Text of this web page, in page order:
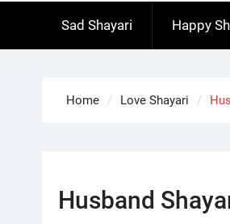
Sad Shayari Happy
Home Love Shayari
Husband